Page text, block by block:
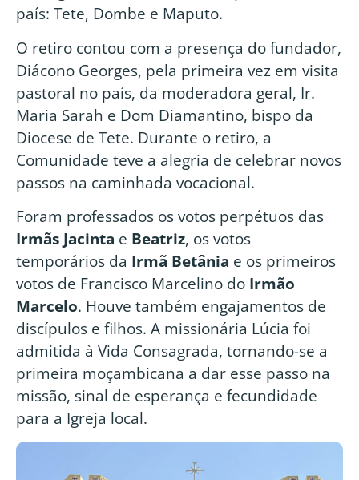
país: Tete, Dombe e Maputo.
O retiro contou com a presença do fundador,
Diácono Georges, pela primeira vez em visita
pastoral no país, da moderadora geral, Ir.
Maria Sarah e Dom Diamantino, bispo da
Diocese de Tete. Durante o retiro, a
Comunidade teve a alegria de celebrar novos
passos na caminhada vocacional.
Foram professados os votos perpétuos das
Irmãs Jacinta e Beatriz, os votos
temporários da Irmã Betânia e os primeiros
votos de Francisco Marcelino do Irmão
Marcelo. Houve também engajamentos de
discípulos e filhos. A missionária Lúcia foi
admitida à Vida Consagrada, tornando-se a
primeira moçambicana a dar esse passo na
missão, sinal de esperança e fecundidade
para a Igreja local.